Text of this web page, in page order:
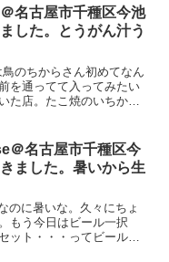
お酒がススム君。なに飲
...
名古屋市千種区今池
した。とうがん汁う
のちからさん初めてなん
を通ってて入ってみたい
た店。たこ焼のいちから
上がりのビール飲んだら
＠名古屋市千種区今
ました。暑いから生
のに暑いな。久々にちょ
もう今日はビール一択
ット・・・ってビール空